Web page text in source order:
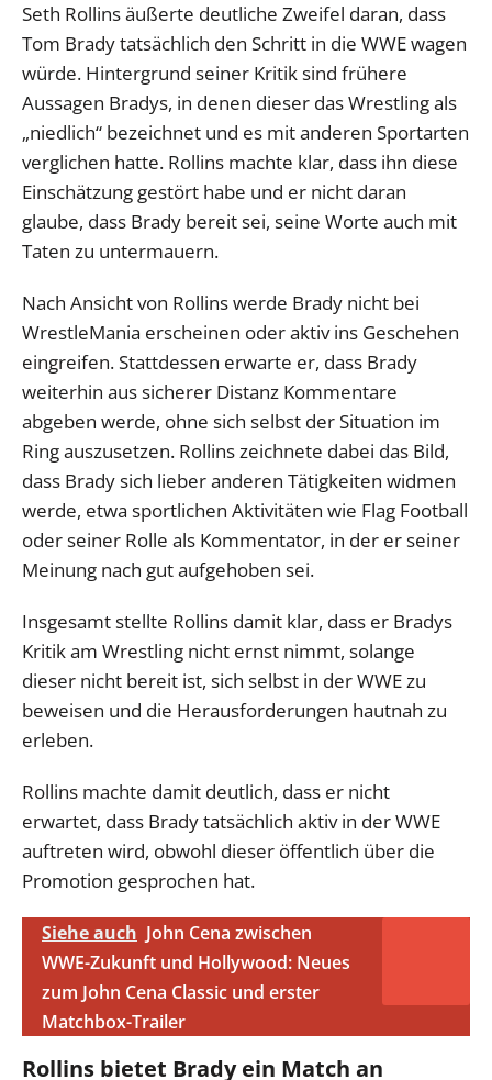
Seth Rollins äußerte deutliche Zweifel daran, dass
Tom Brady tatsächlich den Schritt in die WWE wagen
würde. Hintergrund seiner Kritik sind frühere
Aussagen Bradys, in denen dieser das Wrestling als
„niedlich“ bezeichnet und es mit anderen Sportarten
verglichen hatte. Rollins machte klar, dass ihn diese
Einschätzung gestört habe und er nicht daran
glaube, dass Brady bereit sei, seine Worte auch mit
Taten zu untermauern.
Nach Ansicht von Rollins werde Brady nicht bei
WrestleMania erscheinen oder aktiv ins Geschehen
eingreifen. Stattdessen erwarte er, dass Brady
weiterhin aus sicherer Distanz Kommentare
abgeben werde, ohne sich selbst der Situation im
Ring auszusetzen. Rollins zeichnete dabei das Bild,
dass Brady sich lieber anderen Tätigkeiten widmen
werde, etwa sportlichen Aktivitäten wie Flag Football
oder seiner Rolle als Kommentator, in der er seiner
Meinung nach gut aufgehoben sei.
Insgesamt stellte Rollins damit klar, dass er Bradys
Kritik am Wrestling nicht ernst nimmt, solange
dieser nicht bereit ist, sich selbst in der WWE zu
beweisen und die Herausforderungen hautnah zu
erleben.
Rollins machte damit deutlich, dass er nicht
erwartet, dass Brady tatsächlich aktiv in der WWE
auftreten wird, obwohl dieser öffentlich über die
Promotion gesprochen hat.
Siehe auch John Cena zwischen
WWE-Zukunft und Hollywood: Neues
zum John Cena Classic und erster
Matchbox-Trailer
Rollins bietet Brady ein Match an